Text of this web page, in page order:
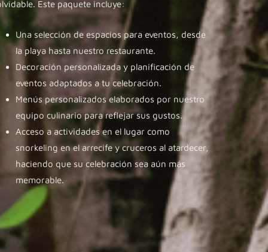
Este paquete incluye:
Una selección de espacios para eventos, desde
la playa hasta nuestro restaurante.
Decoración personalizada y planificación de
eventos adaptados a tu celebración.
Menús personalizados elaborados por nuestro
equipo culinario para reflejar sus gustos.
Acceso a actividades en el lugar como
snorkeling en el arrecife y cruceros al atardecer,
haciendo que su celebración sea aún más
memorable.